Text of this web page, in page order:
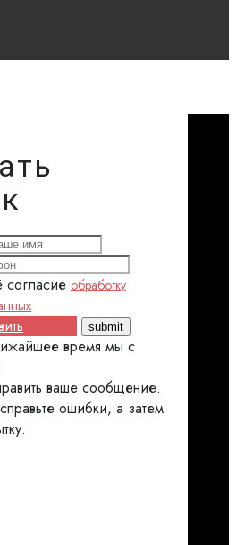
обработку
время мы с
ваше сообщение.
ошибки, а затем